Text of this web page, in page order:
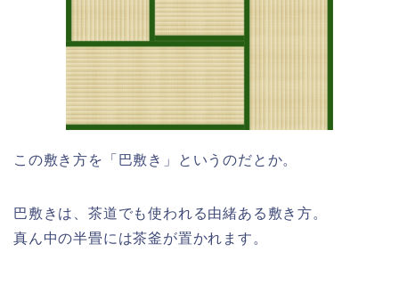
この敷き方を「巴敷き」というのだとか。
巴敷きは、茶道でも使われる由緒ある敷き方。
真ん中の半畳には茶釜が置かれます。